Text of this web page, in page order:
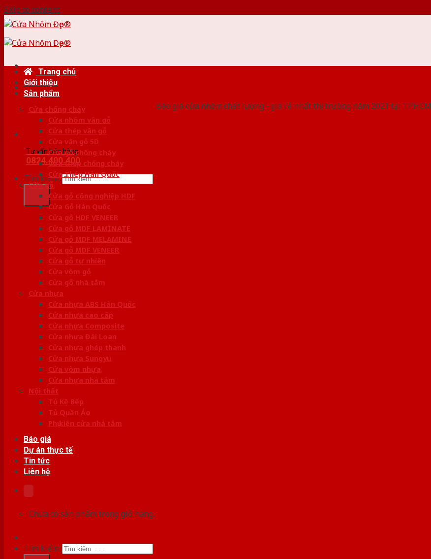
Skip to content
Báo giá cửa nhôm chất lượng - giá rẻ nhất thị trường năm 2021 tại TP.HCM
Tư vấn bán hàng
0824.400.400
Tìm kiếm:
Trang chủ
Giới thiệu
Sản phẩm
Cửa chống cháy
Cửa nhôm vân gỗ
Cửa thép vân gỗ
Cửa vân gỗ 5D
Cửa gỗ chống cháy
Cửa thép chống cháy
Cửa Thép Hàn Quốc
Cửa gỗ
Cửa gỗ công nghiệp HDF
Cửa Gỗ Hàn Quốc
Cửa gỗ HDF VENEER
Cửa gỗ MDF LAMINATE
Cửa gỗ MDF MELAMINE
Cửa gỗ MDF VENEER
Cửa gỗ tự nhiên
Cửa vòm gỗ
Cửa gỗ nhà tắm
Cửa nhựa
Cửa nhựa ABS Hàn Quốc
Cửa nhựa cao cấp
Cửa nhựa Composite
Cửa nhựa Đài Loan
Cửa nhựa ghép thanh
Cửa nhựa Sungyu
Cửa vòm nhựa
Cửa nhựa nhà tắm
Nội thất
Tủ Kệ Bếp
Tủ Quần Áo
Phụ kiện cửa nhà tắm
Báo giá
Dự án thực tế
Tin tức
Liên hệ
Chưa có sản phẩm trong giỏ hàng.
Tìm kiếm: